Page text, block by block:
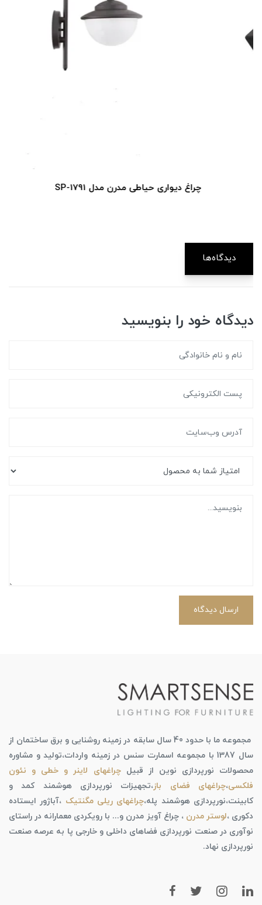
چراغ دیواری حیاطی مدرن مدل SP-1791
دیدگاه‌ها
دیدگاه خود را بنویسید
ارسال دیدگاه
مجموعه ما با حدود 40 سال سابقه در زمینه روشنایی و برق ساختمان از
سال 1387 با مجموعه اسمارت سنس در زمینه واردات،تولید و مشاوره
محصولات نورپردازی نوین از قبیلچراغهای لاینر و خطی و نئون
فلکسی،چراغهای فضای باز،تجهیزات نورپردازی هوشمند کمد و
کابینت،نورپردازی هوشمند پله،چراغهای ریلی مگنتیک ،آباژور ایستاده
دکوری ،لوستر مدرن ، چراغ آویز مدرن و... با رویکردی معمارانه در راستای
نوآوری در صنعت نورپردازی فضاهای داخلی و خارجی پا به عرصه صنعت
نورپردازی نهاد.